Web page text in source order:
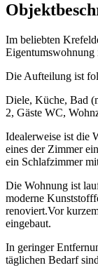
Im beliebten
Eigentumswohnung
Die Aufteilung ist
Diele, Küche, Bad
2, Gäste WC,
Idealerweise ist die
eines der Zimmer
ein Schlafzimmer
Die Wohnung ist
moderne
renoviert.Vor
eingebaut.
In geringer
täglichen Bedarf